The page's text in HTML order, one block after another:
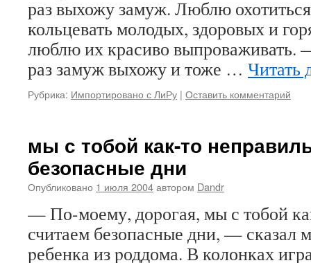
раз выхожу замуж. Люблю
кольцевать молодых, здоровых и
люблю их красиво выпроваживать.
раз замуж выхожу и тоже … Читать
Рубрика: Импортировано с ЛиРу | Оставить комментарий
мы с тобой как-то
безопасные дни
Опубликовано 1 июля 2004автором Dandr
— По-моему, доpогая, мы с тобой
считаем безопасные дни, — сказал
pебенка из pоддома. В колонках